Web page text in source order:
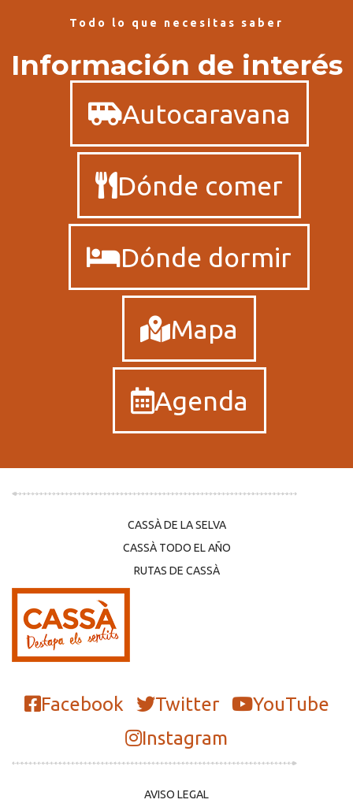
Todo lo que necesitas saber
Información de interés
Autocaravana
Dónde comer
Dónde dormir
Mapa
Agenda
CASSÀ DE LA SELVA
CASSÀ TODO EL AÑO
RUTAS DE CASSÀ
Facebook Twitter
YouTube
Instagram
AVISO LEGAL